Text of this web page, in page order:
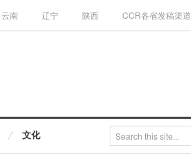
云南 辽宁 陕西 CCR各省发稿渠道
文化